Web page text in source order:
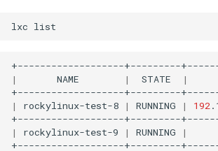
lxc
| NAME | STATE |
| rockylinux-test-8 | RUNNING | 192
| rockylinux-test-9 | RUNNING |